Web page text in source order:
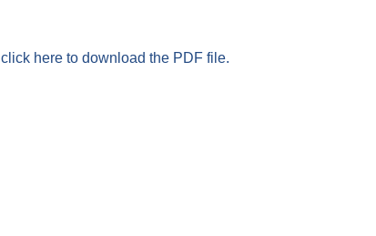
click here to download the PDF file.